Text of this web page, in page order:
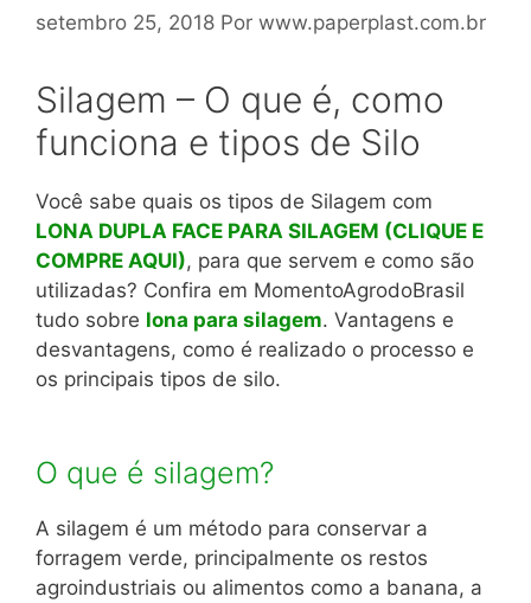
setembro 25, 2018 Por www.paperplast.com.br
Silagem – O que é, como
funciona e tipos de Silo
Você sabe quais os tipos de Silagem com
LONA DUPLA FACE PARA SILAGEM (CLIQUE E
COMPRE AQUI), para que servem e como são
utilizadas? Confira em MomentoAgrodoBrasil
tudo sobre lona para silagem. Vantagens e
desvantagens, como é realizado o processo e
os principais tipos de silo.
O que é silagem?
A silagem é um método para conservar a
forragem verde, principalmente os restos
agroindustriais ou alimentos como a banana, a